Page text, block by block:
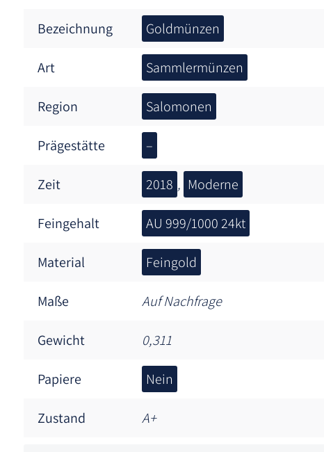
Bezeichnung Goldmünzen
Art Sammlermünzen
Region Salomonen
Prägestätte –
Zeit 2018 , Moderne
Feingehalt AU 999/1000 24kt
Material Feingold
Maße Auf Nachfrage
Gewicht 0,311
Papiere Nein
Zustand A+